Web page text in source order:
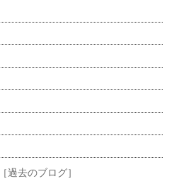
［過去のブログ］